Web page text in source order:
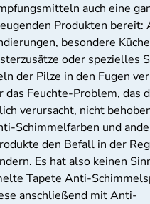
auch eine
Produkten bereit:
besondere
oder spezielles
der Pilze in den Fugen
das Feuchte-Problem, das
verursacht, nicht
Schimmelfarben und
den Befall in der
Es hat also keinen
Tapete Anti-
anschließend mit Anti-